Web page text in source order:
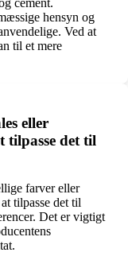
cement.
hensyn og
Ved at
til et mere
eller
tilpasse det til
farver eller
tilpasse det til
Det er vigtigt